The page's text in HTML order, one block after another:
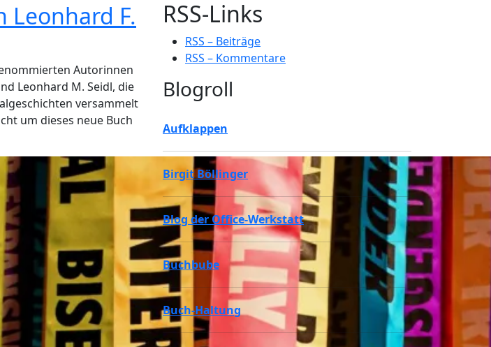
Leonhard F.
Autorinnen
Leonhard M. Seidl, die
versammelt
um dieses neue Buch
RSS-Links
RSS – Beiträge
RSS – Kommentare
Blogroll
Aufklappen
Birgit Böllinger
Blog der Office-Werkstatt
Buchbube
Buch-Haltung